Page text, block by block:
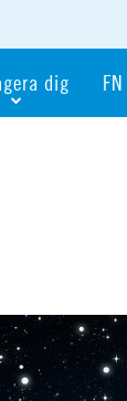
dig
som är ung
i skolan